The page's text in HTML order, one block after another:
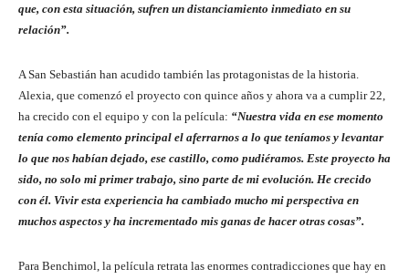
que, con esta situación, sufren un distanciamiento inmediato en su
relación”.
A San Sebastián han acudido también las protagonistas de la historia.
Alexia, que comenzó el proyecto con quince años y ahora va a cumplir 22,
ha crecido con el equipo y con la película: “Nuestra vida en ese momento
tenía como elemento principal el aferrarnos a lo que teníamos y levantar
lo que nos habían dejado, ese castillo, como pudiéramos. Este proyecto ha
sido, no solo mi primer trabajo, sino parte de mi evolución. He crecido
con él. Vivir esta experiencia ha cambiado mucho mi perspectiva en
muchos aspectos y ha incrementado mis ganas de hacer otras cosas”.
Para Benchimol, la película retrata las enormes contradicciones que hay en